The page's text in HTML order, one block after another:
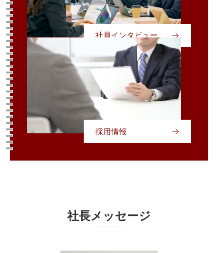
社員インタビュー
採用情報
社長メッセージ